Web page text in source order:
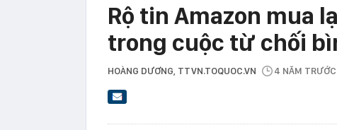
Rộ tin Amazon mua
trong cuộc từ chối
HOÀNG DƯƠNG , TTVN.TOQUOC.VN 4 NĂM TRƯỚC